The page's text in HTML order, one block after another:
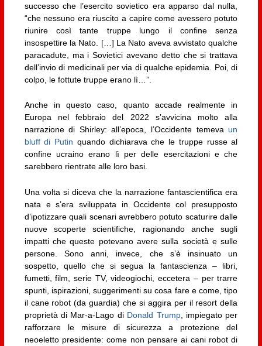
successo che l’esercito sovietico era apparso dal nulla,
“che nessuno era riuscito a capire come avessero potuto
riunire così tante truppe lungo il confine senza
insospettire la Nato. […] La Nato aveva avvistato qualche
paracadute, ma i Sovietici avevano detto che si trattava
dell’invio di medicinali per via di qualche epidemia. Poi, di
colpo, le fottute truppe erano lì…”.
Anche in questo caso, quanto accade realmente in
Europa nel febbraio del 2022 s’avvicina molto alla
narrazione di Shirley: all’epoca, l’Occidente temeva un
bluff di Putin quando dichiarava che le truppe russe al
confine ucraino erano lì per delle esercitazioni e che
sarebbero rientrate alle loro basi.
Una volta si diceva che la narrazione fantascientifica era
nata e s’era sviluppata in Occidente col presupposto
d’ipotizzare quali scenari avrebbero potuto scaturire dalle
nuove scoperte scientifiche, ragionando anche sugli
impatti che queste potevano avere sulla società e sulle
persone. Sono anni, invece, che s’è insinuato un
sospetto, quello che si segua la fantascienza – libri,
fumetti, film, serie TV, videogiochi, eccetera – per trarre
spunti, ispirazioni, suggerimenti su cosa fare e come, tipo
il cane robot (da guardia) che si aggira per il resort della
proprietà di Mar-a-Lago di Donald Trump, impiegato per
rafforzare le misure di sicurezza a protezione del
neoeletto presidente: come non pensare ai cani robot di